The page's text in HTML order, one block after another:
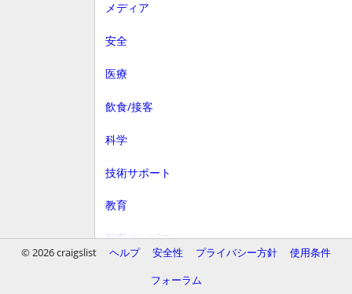
メディア
安全
医療
飲食/接客
科学
技術サポート
教育
顧客サービス
© 2026 craigslist ヘルプ 安全性 プライバシー方針
使用条件
フォーラム